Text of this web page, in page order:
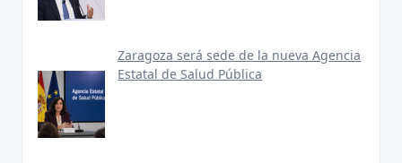
Zaragoza será sede de la nueva Agencia
Estatal de Salud Pública